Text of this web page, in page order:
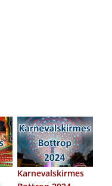
Karnevalskirmes